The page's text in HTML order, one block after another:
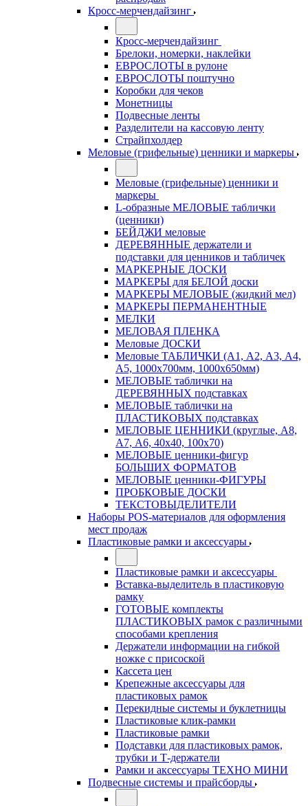
Кросс-мерчендайзинг
Кросс-мерчендайзинг
Брелоки, номерки, наклейки
ЕВРОСЛОТЫ в рулоне
ЕВРОСЛОТЫ поштучно
Коробки для чеков
Монетницы
Подвесные ленты
Разделители на кассовую ленту
Страйпхолдер
Меловые (грифельные) ценники и маркеры
Меловые (грифельные) ценники и
маркеры
L-образные МЕЛОВЫЕ таблички
(ценники)
БЕЙДЖИ меловые
ДЕРЕВЯННЫЕ держатели и
подставки для ценников и табличек
МАРКЕРНЫЕ ДОСКИ
МАРКЕРЫ для БЕЛОЙ доски
МАРКЕРЫ МЕЛОВЫЕ (жидкий мел)
МАРКЕРЫ ПЕРМАНЕНТНЫЕ
МЕЛКИ
МЕЛОВАЯ ПЛЕНКА
Меловые ДОСКИ
Меловые ТАБЛИЧКИ (А1, А2, А3, А4,
А5, 1000х700мм, 1000х650мм)
МЕЛОВЫЕ таблички на
ДЕРЕВЯННЫХ подставках
МЕЛОВЫЕ таблички на
ПЛАСТИКОВЫХ подставках
МЕЛОВЫЕ ЦЕННИКИ (круглые, А8,
А7, А6, 40х40, 100х70)
МЕЛОВЫЕ ценники-фигур
БОЛЬШИХ ФОРМАТОВ
МЕЛОВЫЕ ценники-ФИГУРЫ
ПРОБКОВЫЕ ДОСКИ
ТЕКСТОВЫДЕЛИТЕЛИ
Наборы POS-материалов для оформления
мест продаж
Пластиковые рамки и аксессуары
Пластиковые рамки и аксессуары
Вставка-выделитель в пластиковую
рамку
ГОТОВЫЕ комплекты
ПЛАСТИКОВЫХ рамок с различными
способами крепления
Держатели информации на гибкой
ножке с присоской
Кассета цен
Крепежные аксессуары для
пластиковых рамок
Перекидные системы и буклетницы
Пластиковые клик-рамки
Пластиковые рамки
Подставки для пластиковых рамок,
трубки и Т-держатели
Рамки и аксессуары ТЕХНО МИНИ
Подвесные системы и прайсборды